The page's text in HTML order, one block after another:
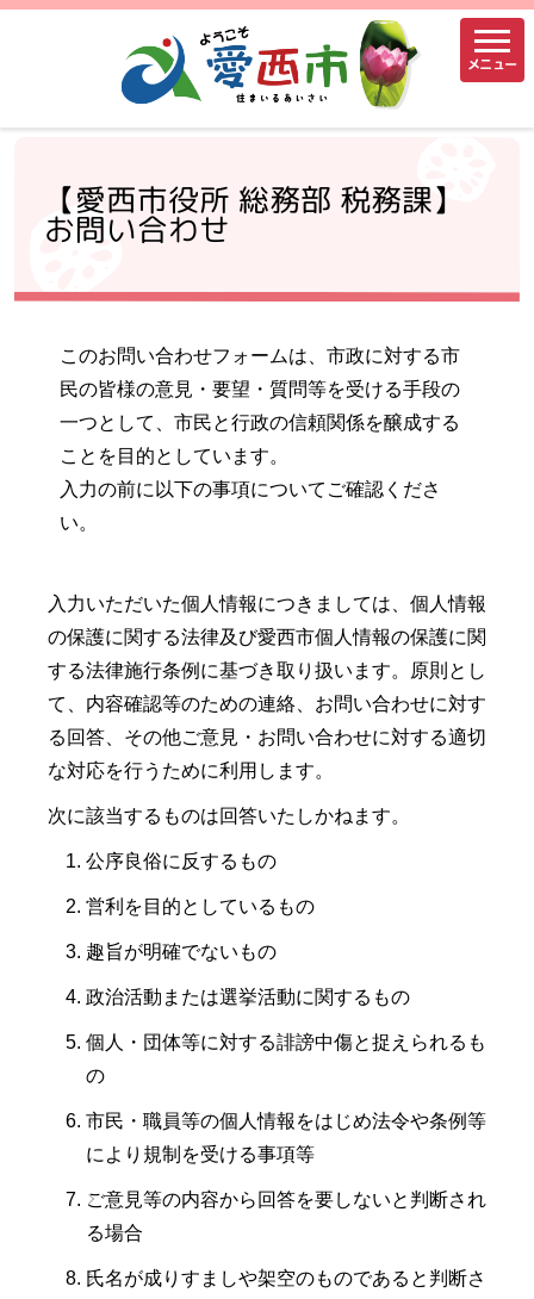
メニュー
【愛西市役所 総務部 税務課】
お問い合わせ
このお問い合わせフォームは、市政に対する市
民の皆様の意見・要望・質問等を受ける手段の
一つとして、市民と行政の信頼関係を醸成する
ことを目的としています。
入力の前に以下の事項についてご確認くださ
い。
入力いただいた個人情報につきましては、個人情報
の保護に関する法律及び愛西市個人情報の保護に関
する法律施行条例に基づき取り扱います。原則とし
て、内容確認等のための連絡、お問い合わせに対す
る回答、その他ご意見・お問い合わせに対する適切
な対応を行うために利用します。
次に該当するものは回答いたしかねます。
公序良俗に反するもの
営利を目的としているもの
趣旨が明確でないもの
政治活動または選挙活動に関するもの
個人・団体等に対する誹謗中傷と捉えられるも
の
市民・職員等の個人情報をはじめ法令や条例等
により規制を受ける事項等
ご意見等の内容から回答を要しないと判断され
る場合
氏名が成りすましや架空のものであると判断さ